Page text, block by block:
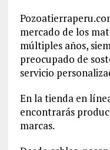
mercado de los
múltiples años,
preocupado de
servicio
En la tienda en
encontrarás
marcas.